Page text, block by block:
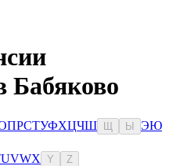
Бабяково
ПРСТУФХЦЧШ Ы ЭЮ
UVWX Y Z